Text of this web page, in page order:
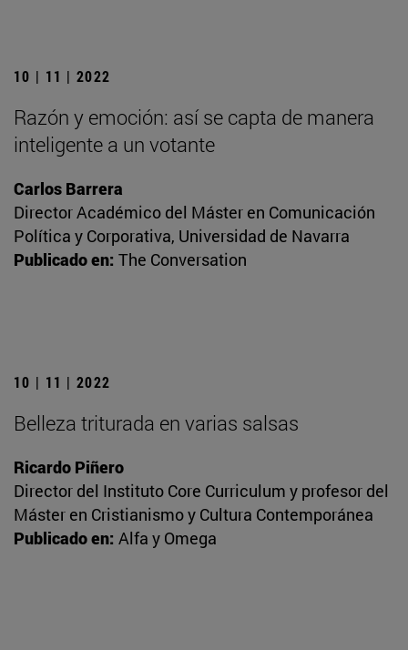
10 | 11 | 2022
Razón y emoción: así se capta de manera
inteligente a un votante
Carlos Barrera
Director Académico del Máster en Comunicación
Política y Corporativa, Universidad de Navarra
Publicado en: The Conversation
10 | 11 | 2022
Belleza triturada en varias salsas
Ricardo Piñero
Director del Instituto Core Curriculum y profesor del
Máster en Cristianismo y Cultura Contemporánea
Publicado en: Alfa y Omega